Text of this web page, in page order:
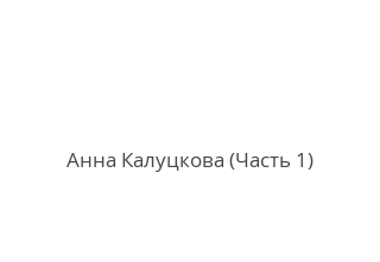
Анна Калуцкова (Часть 1)